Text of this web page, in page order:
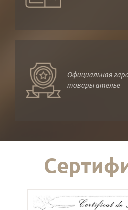
Официальная
товары ателье